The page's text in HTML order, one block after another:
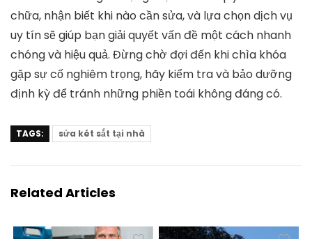
chữa, nhận biết khi nào cần sửa, và lựa chọn dịch vụ
uy tín sẽ giúp bạn giải quyết vấn đề một cách nhanh
chóng và hiệu quả. Đừng chờ đợi đến khi chìa khóa
gặp sự cố nghiêm trọng, hãy kiểm tra và bảo dưỡng
định kỳ để tránh những phiền toái không đáng có.
TAGS: sửa két sắt tại nhà
Related Articles